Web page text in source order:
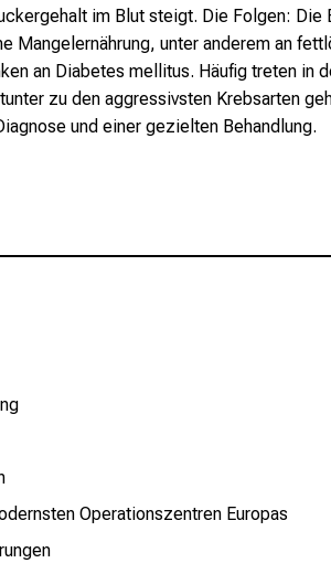
im Blut steigt. Die Folgen: Die
Mangelernährung, unter anderem an
an Diabetes mellitus. Häufig treten in
zu den aggressivsten Krebsarten
und einer gezielten Behandlung.
Operationszentren Europas